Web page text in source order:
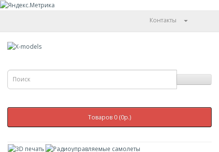
Контакты
Товаров 0 (0р.)